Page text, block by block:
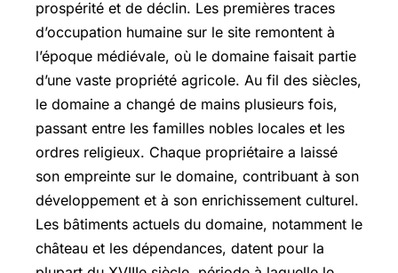
prospérité et de déclin. Les premières traces
d’occupation humaine sur le site remontent à
l’époque médiévale, où le domaine faisait partie
d’une vaste propriété agricole. Au fil des siècles,
le domaine a changé de mains plusieurs fois,
passant entre les familles nobles locales et les
ordres religieux. Chaque propriétaire a laissé
son empreinte sur le domaine, contribuant à son
développement et à son enrichissement culturel.
Les bâtiments actuels du domaine, notamment le
château et les dépendances, datent pour la